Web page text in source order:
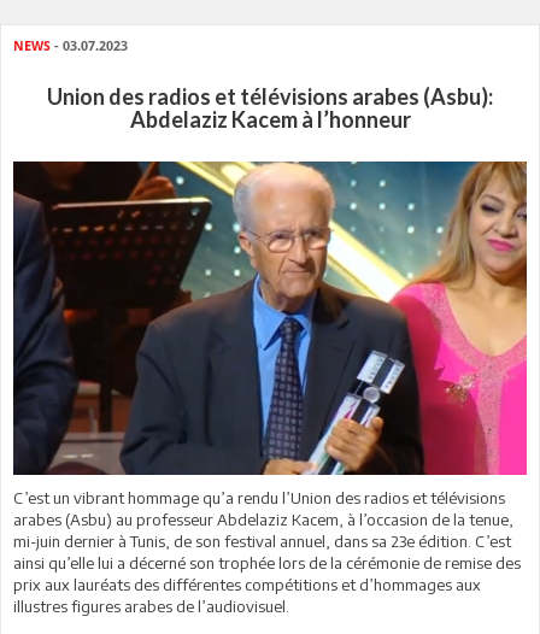
NEWS - 03.07.2023
Union des radios et télévisions arabes (Asbu):
Abdelaziz Kacem à l’honneur
C’est un vibrant hommage qu’a rendu l’Union des radios et télévisions
arabes (Asbu) au professeur Abdelaziz Kacem, à l’occasion de la tenue,
mi-juin dernier à Tunis, de son festival annuel, dans sa 23e édition. C’est
ainsi qu’elle lui a décerné son trophée lors de la cérémonie de remise des
prix aux lauréats des différentes compétitions et d’hommages aux
illustres figures arabes de l’audiovisuel.